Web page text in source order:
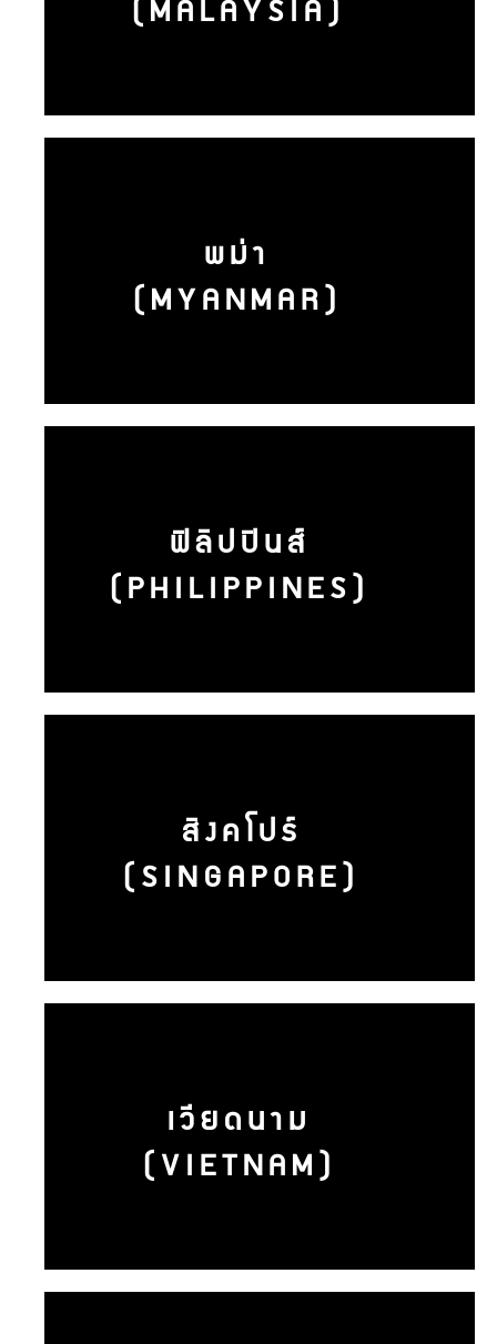
(MALAYSIA)
พม่า
(MYANMAR)
ฟิลิปปินส์
(PHILIPPINES)
สิงคโปร์
(SINGAPORE)
เวียดนาม
(VIETNAM)